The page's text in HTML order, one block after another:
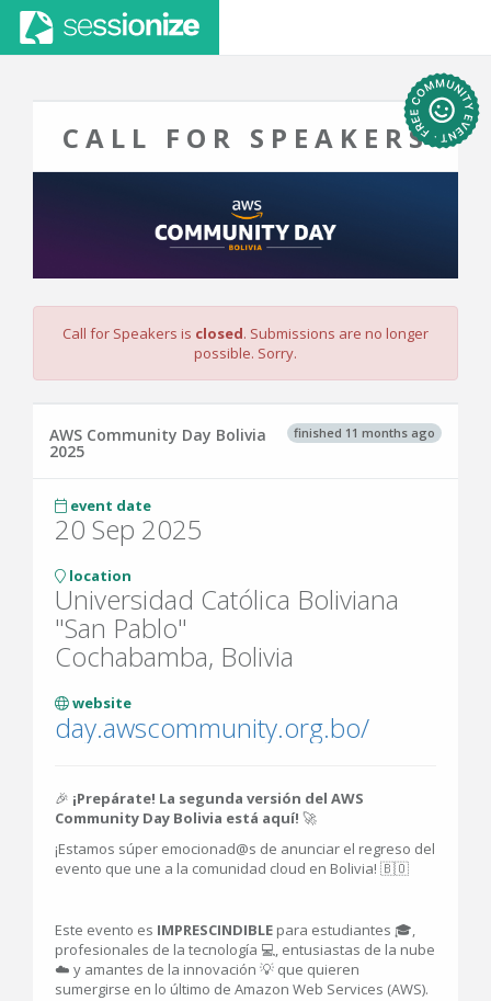
CALL FOR SPEAKERS
Call for Speakers is closed. Submissions are no longer
possible. Sorry.
finished 11 months ago
AWS Community Day Bolivia
2025
event date
20 Sep 2025
location
Universidad Católica Boliviana
"San Pablo"
Cochabamba, Bolivia
website
day.awscommunity.org.bo/
🎉 ¡Prepárate! La segunda versión del AWS
Community Day Bolivia está aquí! 🚀
¡Estamos súper emocionad@s de anunciar el regreso del
evento que une a la comunidad cloud en Bolivia! 🇧🇴
Este evento es IMPRESCINDIBLE para estudiantes 🎓,
profesionales de la tecnología 💻, entusiastas de la nube
☁️ y amantes de la innovación 💡 que quieren
sumergirse en lo último de Amazon Web Services (AWS).